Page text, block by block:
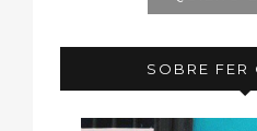
SOBRE FER